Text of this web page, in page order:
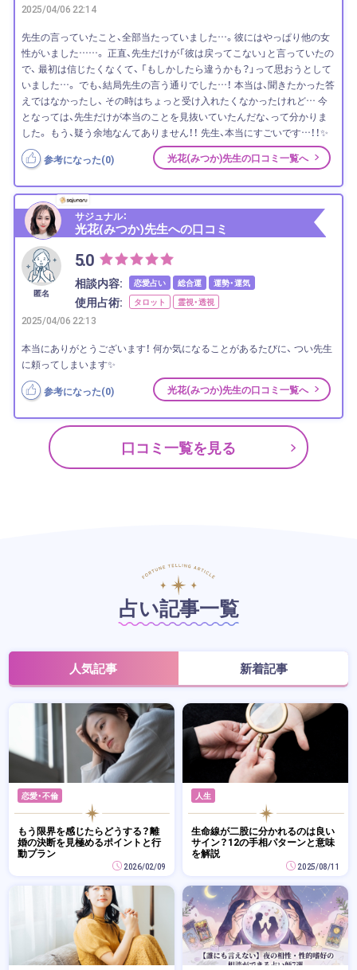
2025/04/06 22:14
先生の言っていたこと、全部当たっていました…。彼にはやっぱり他の女
性がいました……。 正直、先生だけが「彼は戻ってこない」と言っていたの
で、 最初は信じたくなくて、 「もしかしたら違うかも？」って思おうとして
いました…。 でも、結局先生の言う通りでした…！ 本当は、聞きたかった答
えではなかったし、 その時はちょっと受け入れたくなかったけれど… 今
となっては、先生だけが本当のことを見抜いていたんだな、って分かりま
した。 もう、疑う余地なんてありません！！ 先生、本当にすごいです…！！✨
参考になった(0) 光花(みつか)先生の口コミ一覧へ
サジュナル：
光花(みつか)先生への口コミ
匿名
5.0
相談内容: 恋愛占い 総合運 運勢・運気
使用占術: タロット 霊視・透視
2025/04/06 22:13
本当にありがとうございます！ 何か気になることがあるたびに、 つい先生
に頼ってしまいます✨
参考になった(0) 光花(みつか)先生の口コミ一覧へ
口コミ一覧を見る
占い記事一覧
人気記事 新着記事
恋愛・不倫
もう限界を感じたらどうする？離
婚の決断を見極めるポイントと行
動プラン
2026/02/09
人生
生命線が二股に分かれるのは良い
サイン？12の手相パターンと意味
を解説
2025/08/11